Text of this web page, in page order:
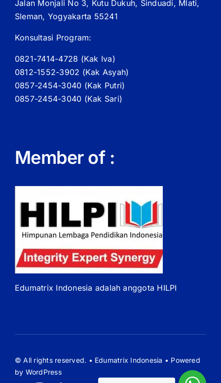
Jalan Monjali No 3, Kutu Dukuh, Sinduadi, Mlati,
Sleman, Yogyakarta 55241
Konsultasi Program:
0821-7414-4728 (Kak Iva)
0812-1552-3902 (Kak Asyah)
0857-2454-3040 (Kak Putri)
0857-2454-3040 (Kak Sari)
Member of :
Edumatrix Indonesia adalah anggota HILPI
© All rights reserved. • Edumatrix Indonesia • Powered
by WordPress